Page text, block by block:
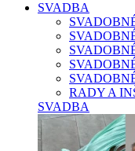
SVADBA
RADY A
SVADBA